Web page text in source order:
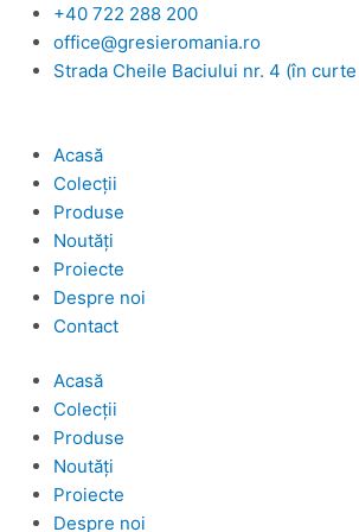
Skip
content
+40 722 288 200
office@gresieromania.ro
Strada Cheile Baciului nr. 4 (în
Acasă
Colecții
Produse
Noutăți
Proiecte
Despre noi
Contact
Acasă
Colecții
Produse
Noutăți
Proiecte
Despre noi